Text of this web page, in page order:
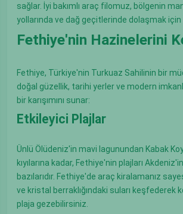
sağlar. İyi bakımlı araç filomuz, bölgenin
yollarında ve dağ geçitlerinde dolaşmak için
Fethiye'nin Hazinelerini
Fethiye, Türkiye'nin Turkuaz Sahilinin bir
doğal güzellik, tarihi yerler ve modern
bir karışımını sunar:
Etkileyici Plajlar
Ünlü Ölüdeniz'in mavi lagunundan Kabak
kıyılarına kadar, Fethiye'nin plajları
bazılarıdır. Fethiye'de araç kiralamanız
ve kristal berraklığındaki suları keşfederek
plaja gezebilirsiniz.